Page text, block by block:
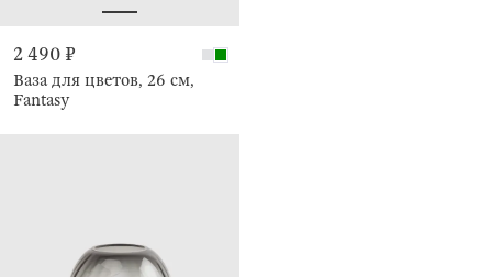
2 490 ₽
Ваза для цветов, 26 см,
Fantasy